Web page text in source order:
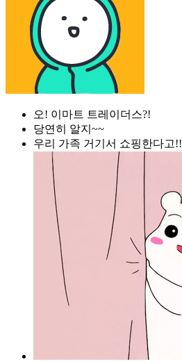
오! 이마트 트레이더스?!
당연히 알지~~
우리 가족 거기서 쇼핑한다고!!